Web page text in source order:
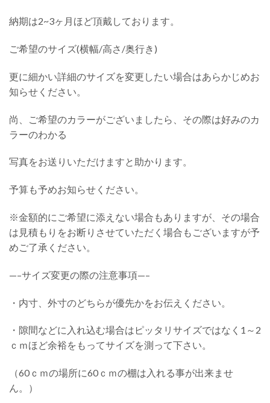
納期は2~3ヶ月ほど頂戴しております。
ご希望のサイズ(横幅/高さ/奥行き)
更に細かい詳細のサイズを変更したい場合はあらかじめお
知らせください。
尚、ご希望のカラーがございましたら、その際は好みのカ
ラーのわかる
写真をお送りいただけますと助かります。
予算も予めお知らせください。
※金額的にご希望に添えない場合もありますが、その場合
は見積もりをお断りさせていただく場合もございますが予
めご了承ください。
—–サイズ変更の際の注意事項—–
・内寸、外寸のどちらが優先かをお伝えください。
・隙間などに入れ込む場合はピッタリサイズではなく1～2
ｃｍほど余裕をもってサイズを測って下さい。
（60ｃｍの場所に60ｃｍの棚は入れる事が出来ませ
ん。）